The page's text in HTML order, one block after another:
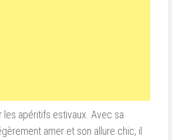
les apéritifs estivaux. Avec sa
amer et son allure chic, il